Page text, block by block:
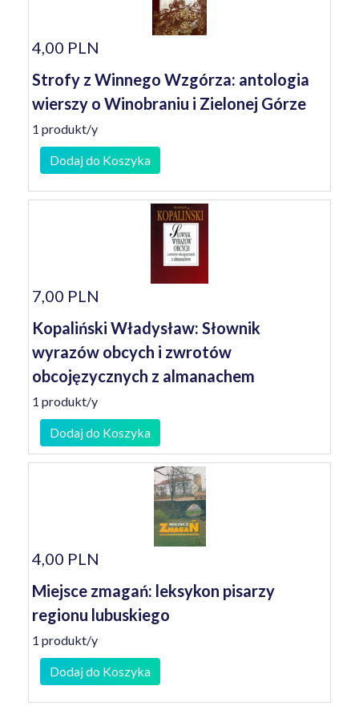
4,00 PLN
Strofy z Winnego Wzgórza: antologia
wierszy o Winobraniu i Zielonej Górze
1 produkt/y
Dodaj do Koszyka
7,00 PLN
Kopaliński Władysław: Słownik
wyrazów obcych i zwrotów
obcojęzycznych z almanachem
1 produkt/y
Dodaj do Koszyka
4,00 PLN
Miejsce zmagań: leksykon pisarzy
regionu lubuskiego
1 produkt/y
Dodaj do Koszyka